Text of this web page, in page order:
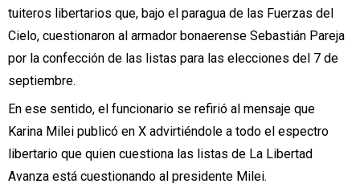
tuiteros libertarios que, bajo el paragua de las Fuerzas del
Cielo, cuestionaron al armador bonaerense Sebastián Pareja
por la confección de las listas para las elecciones del 7 de
septiembre.
En ese sentido, el funcionario se refirió al mensaje que
Karina Milei publicó en X advirtiéndole a todo el espectro
libertario que quien cuestiona las listas de La Libertad
Avanza está cuestionando al presidente Milei.